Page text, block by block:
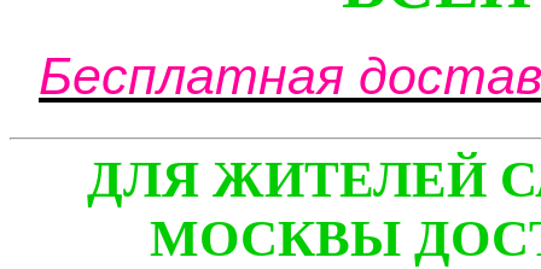
Бесплатная
ДЛЯ ЖИТЕЛЕЙ
МОСКВЫ